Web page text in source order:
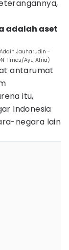
adalah aset
Jauharudin -
Times/Ayu Afria)
antarumat
itu,
Indonesia
negara lain